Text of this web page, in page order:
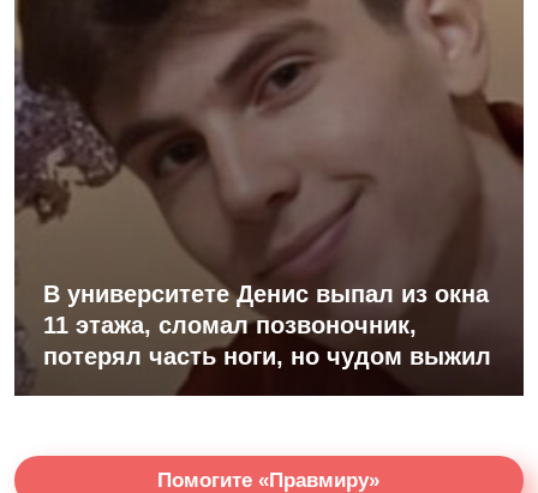
В университете Денис выпал из окна
11 этажа, сломал позвоночник,
потерял часть ноги, но чудом выжил
Помогите «Правмиру»